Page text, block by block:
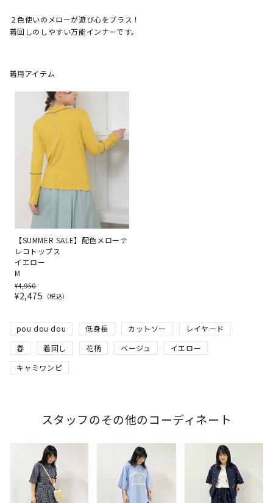
２色使いのメローが遊び心をプラス！
着用アイテム
【SUMMER SALE】配色メローテ
レコトップス
イエロー
M
¥4,950
¥2,475 税込
pou dou dou 低身長 カットソー
レイヤード
春
着回し 花柄 ベージュ
イエロー
キャミワンピ
スタッフのその他のコーディネート